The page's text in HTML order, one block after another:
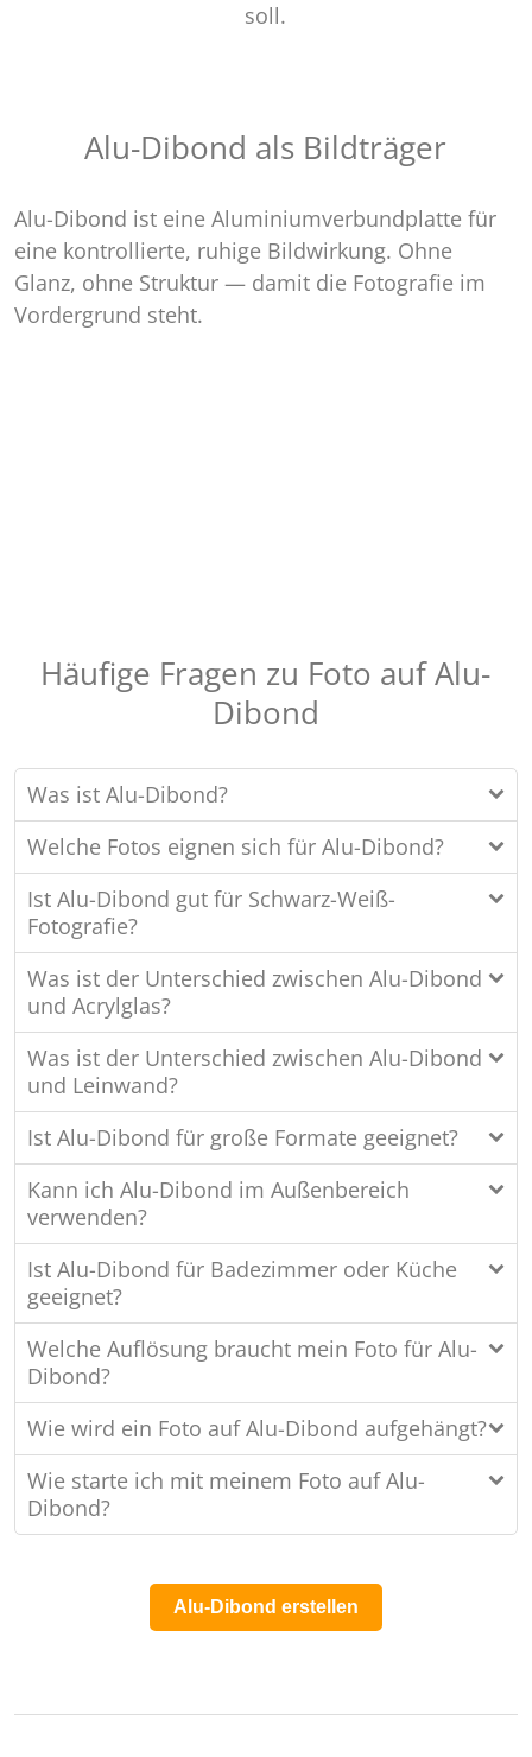
soll.
Alu-Dibond als Bildträger
Alu-Dibond ist eine Aluminiumverbundplatte für
eine kontrollierte, ruhige Bildwirkung. Ohne
Glanz, ohne Struktur — damit die Fotografie im
Vordergrund steht.
Häufige Fragen zu Foto auf Alu-
Dibond
Was ist Alu-Dibond?
Welche Fotos eignen sich für Alu-Dibond?
Ist Alu-Dibond gut für Schwarz-Weiß-
Fotografie?
Was ist der Unterschied zwischen Alu-Dibond
und Acrylglas?
Was ist der Unterschied zwischen Alu-Dibond
und Leinwand?
Ist Alu-Dibond für große Formate geeignet?
Kann ich Alu-Dibond im Außenbereich
verwenden?
Ist Alu-Dibond für Badezimmer oder Küche
geeignet?
Welche Auflösung braucht mein Foto für Alu-
Dibond?
Wie wird ein Foto auf Alu-Dibond aufgehängt?
Wie starte ich mit meinem Foto auf Alu-
Dibond?
Alu-Dibond erstellen